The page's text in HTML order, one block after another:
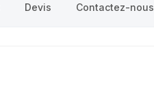
Devis Contactez-nous